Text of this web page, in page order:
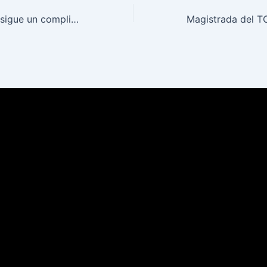
Universitario consigue un complicado empate ante el Sport Huancayo